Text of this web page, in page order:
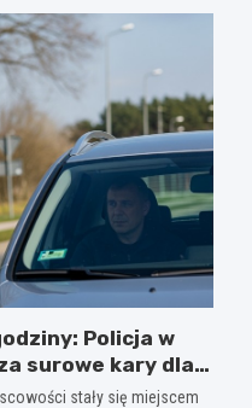
Policja w
surowe kary dla
stały się miejscem